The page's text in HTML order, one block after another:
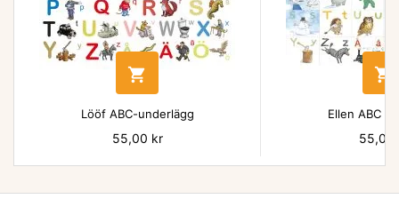

Lööf ABC-underlägg
Pris
55,00 kr

Ellen ABC
Pris
55,00